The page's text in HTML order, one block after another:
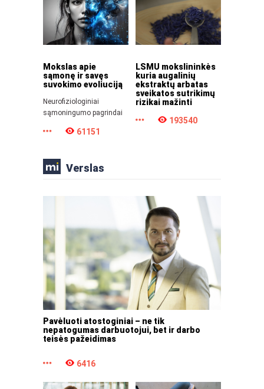
Mokslas apie
sąmonę ir savęs
suvokimo evoliuciją
Neurofiziologiniai
sąmoningumo pagrindai
61151
LSMU mokslininkės
kuria augalinių
ekstraktų arbatas
sveikatos sutrikimų
rizikai mažinti
193540
Verslas
Pavėluoti atostoginiai – ne tik
nepatogumas darbuotojui, bet ir darbo
teisės pažeidimas
6416